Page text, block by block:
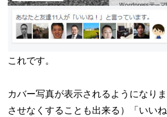
これです。
カバー写真が表示されるようになり
させなくすることも出来る）「いい